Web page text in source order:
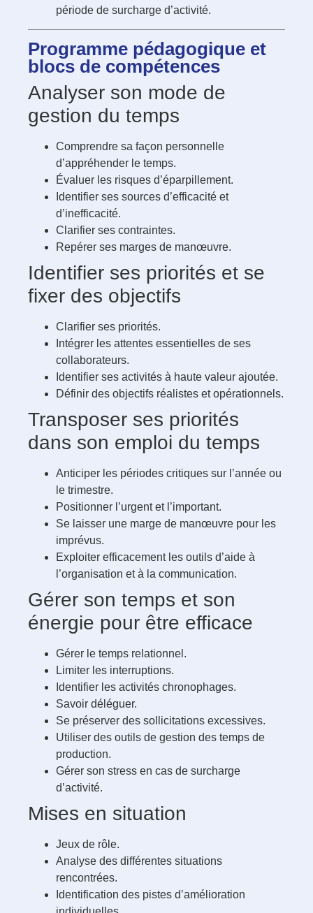
période de surcharge d’activité.
Programme pédagogique et
blocs de compétences
Analyser son mode de
gestion du temps
Comprendre sa façon personnelle
d’appréhender le temps.
Évaluer les risques d’éparpillement.
Identifier ses sources d’efficacité et
d’inefficacité.
Clarifier ses contraintes.
Repérer ses marges de manœuvre.
Identifier ses priorités et se
fixer des objectifs
Clarifier ses priorités.
Intégrer les attentes essentielles de ses
collaborateurs.
Identifier ses activités à haute valeur ajoutée.
Définir des objectifs réalistes et opérationnels.
Transposer ses priorités
dans son emploi du temps
Anticiper les périodes critiques sur l’année ou
le trimestre.
Positionner l’urgent et l’important.
Se laisser une marge de manœuvre pour les
imprévus.
Exploiter efficacement les outils d’aide à
l’organisation et à la communication.
Gérer son temps et son
énergie pour être efficace
Gérer le temps relationnel.
Limiter les interruptions.
Identifier les activités chronophages.
Savoir déléguer.
Se préserver des sollicitations excessives.
Utiliser des outils de gestion des temps de
production.
Gérer son stress en cas de surcharge
d’activité.
Mises en situation
Jeux de rôle.
Analyse des différentes situations
rencontrées.
Identification des pistes d’amélioration